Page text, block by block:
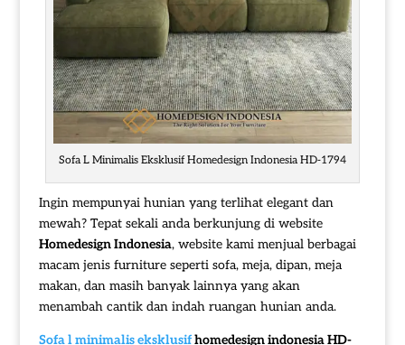
Sofa L Minimalis Eksklusif Homedesign Indonesia HD-1794
Ingin mempunyai hunian yang terlihat elegant dan
mewah? Tepat sekali anda berkunjung di website
Homedesign Indonesia, website kami menjual berbagai
macam jenis furniture seperti sofa, meja, dipan, meja
makan, dan masih banyak lainnya yang akan
menambah cantik dan indah ruangan hunian anda.
Sofa l minimalis eksklusifhomedesign indonesia HD-